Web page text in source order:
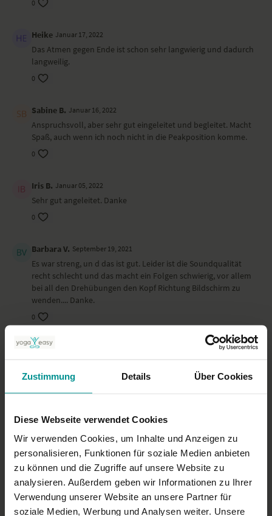
Zustimmung Details Über Cookies
Diese Webseite verwendet Cookies
Wir verwenden Cookies, um Inhalte und Anzeigen zu
personalisieren, Funktionen für soziale Medien anbieten
zu können und die Zugriffe auf unsere Website zu
analysieren. Außerdem geben wir Informationen zu Ihrer
Verwendung unserer Website an unsere Partner für
soziale Medien, Werbung und Analysen weiter. Unsere
0
Heike Januar 17, 2022
Das Atmen gegen Ende ist schon sehr langwierig und dadurch
langweilig.
0
Sabine B. Januar 16, 2022
Anspruchsvoll, aber sehr gut eingeleitet und begleitet. Macht
Spaß, auch wenn ich noch nicht in die Peakposition komme.
0
Iris B. Januar 05, 2022
Sehr gut angeleitet. Danke
0
Barbara V. September 19, 2021
Es war streng, un d das ist gut. Leider ist die Soundqualität
recht schlecht und das macht ein Folgen schwierig, vor allem
bei all den Drehübungen den Kopf Richtung Bildschirm zu
wenden.... Danke.
0
Simone P.
0
Zu kurz
0
Mehr laden